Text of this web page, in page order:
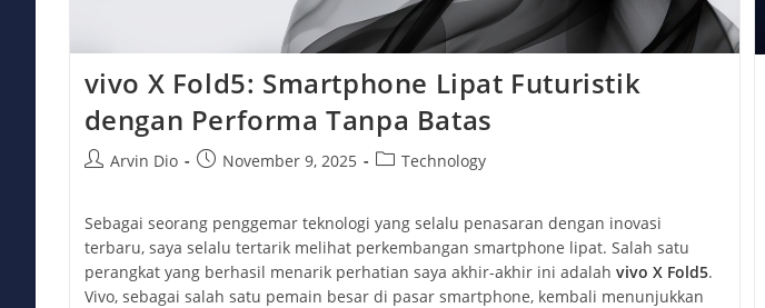
vivo X Fold5: Smartphone Lipat Futuristik
dengan Performa Tanpa Batas
PostArvin Dio
PostNovember 9, 2025
PostTechnology
Sebagai seorang penggemar teknologi yang selalu penasaran dengan inovasi
terbaru, saya selalu tertarik melihat perkembangan smartphone lipat. Salah satu
perangkat yang berhasil menarik perhatian saya akhir-akhir ini adalah vivo X Fold5.
Vivo, sebagai salah satu pemain besar di pasar smartphone, kembali menunjukkan